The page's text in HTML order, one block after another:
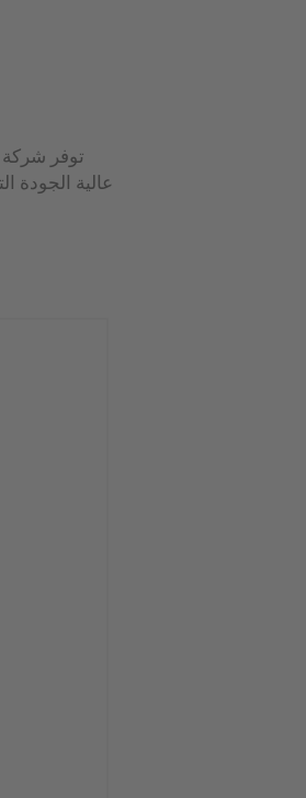
توفر
عالية الجودة